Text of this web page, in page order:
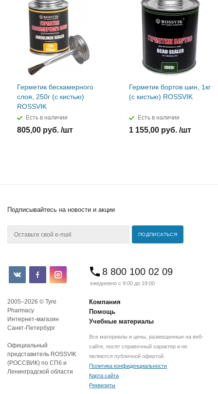
Герметик бескамерного
слоя, 250г (с кистью)
ROSSVIK
Есть в наличии
805,00 руб. /шт
Герметик бортов шин, 1кг
(с кистью) ROSSVIK
Есть в наличии
1 155,00 руб. /шт
Подписывайтесь на новости и акции
8 800 100 02 09
ежедневно с 9:00 до 19:00
2005–2026 © Tyre
Pharmacy
Интернет-магазин
Санкт-Петербург
Официальный
представитель ROSSVIK
(РОССВИК) по СПб и
Ленинградской области
Компания
Помощь
Учебные материалы
Все материалы и цены, размещенные на веб-
сайте, носят справочный характер и не
являются публичной офертой.
Политика конфиденциальности
Карта сайта
Реквизиты